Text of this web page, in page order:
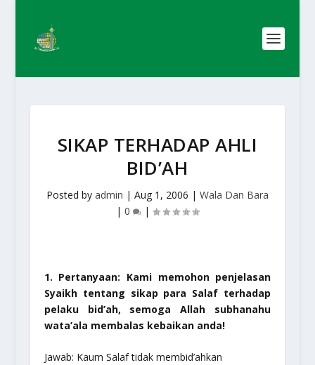
SIKAP TERHADAP AHLI
BID’AH
Posted by admin | Aug 1, 2006 | Wala Dan Bara
| 0 |
1. Pertanyaan: Kami memohon penjelasan
Syaikh tentang sikap para Salaf terhadap
pelaku bid’ah, semoga Allah subhanahu
wata’ala membalas kebaikan anda!
Jawab: Kaum Salaf tidak membid’ahkan